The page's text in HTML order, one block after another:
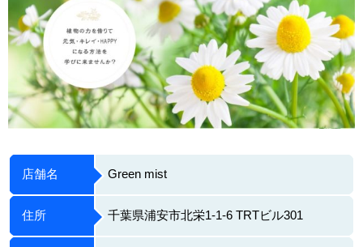
店舗名 Green mist
住所 千葉県浦安市北栄1-1-6 TRTビル301